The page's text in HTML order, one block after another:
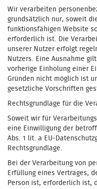
Wir verarbeiten
grundsätzlich nur, soweit
funktionsfähigen Website
erforderlich ist. Die
unserer Nutzer erfolgt
Nutzers. Eine Ausnahme
vorherige Einholung einer
Gründen nicht möglich ist
gesetzliche Vorschriften
Rechtsgrundlage für die
Soweit wir für
eine Einwilligung der
Abs. 1 lit. a EU-
Rechtsgrundlage.
Bei der Verarbeitung von
Erfüllung eines Vertrages,
Person ist, erforderlich ist,